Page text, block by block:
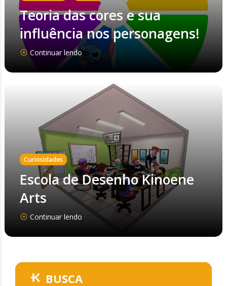
Teoria das cores e sua
influência nos personagens!
Continuar lendo
Curiosidades
Escola de Desenho Kinoene
Arts
Continuar lendo
BUSCA